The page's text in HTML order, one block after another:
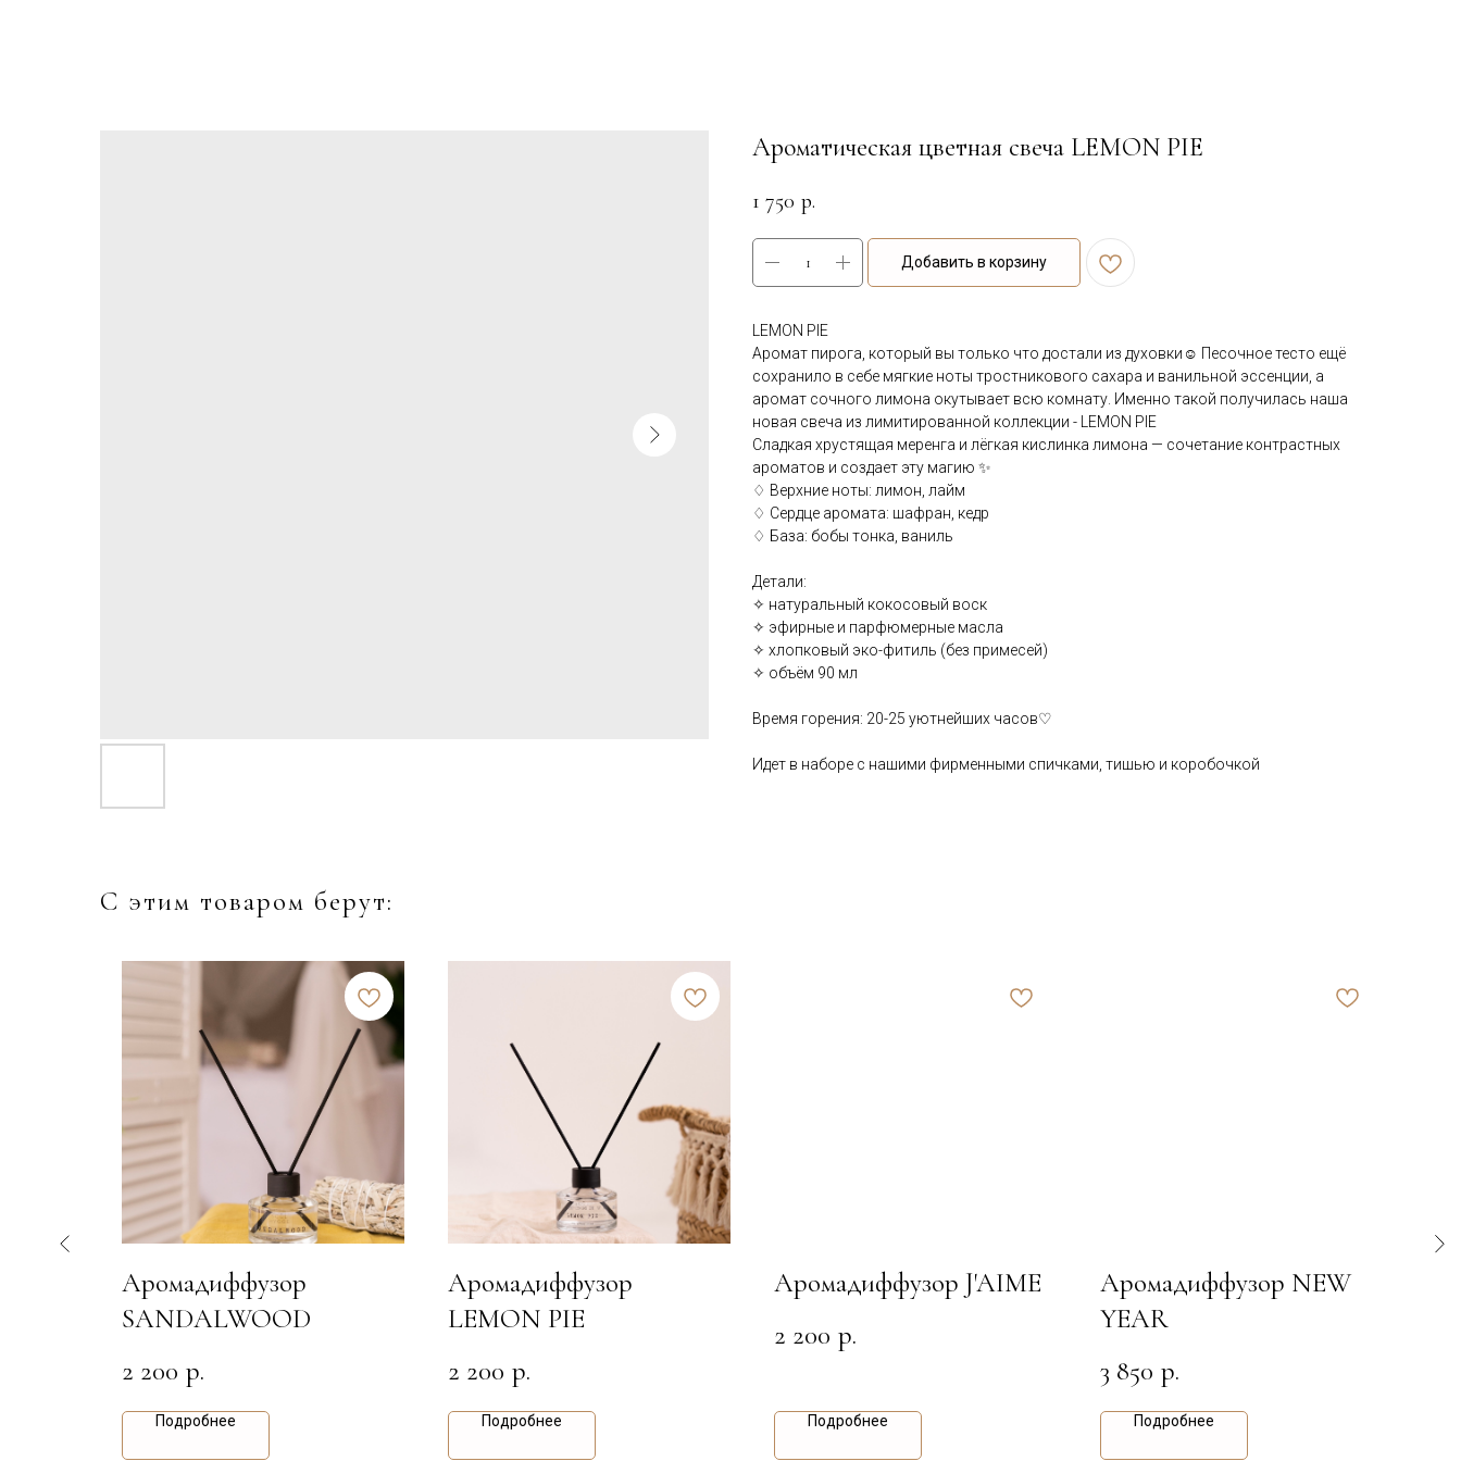
Ароматическая цветная свеча LEMON PIE
1 750 р.
Добавить в корзину
LEMON PIE
Аромат пирога, который вы только что достали из духовки☺️ Песочное тесто ещё
сохранило в себе мягкие ноты тростникового сахара и ванильной эссенции, а
аромат сочного лимона окутывает всю комнату. Именно такой получилась наша
новая свеча из лимитированной коллекции - LEMON PIE
Сладкая хрустящая меренга и лёгкая кислинка лимона — сочетание контрастных
ароматов и создает эту магию ✨
♢ Верхние ноты: лимон, лайм
♢ Сердце аромата: шафран, кедр
♢ База: бобы тонка, ваниль
Детали:
✧ натуральный кокосовый воск
✧ эфирные и парфюмерные масла
✧ хлопковый эко-фитиль (без примесей)
✧ объём 90 мл
Время горения: 20-25 уютнейших часов♡
Идет в наборе с нашими фирменными спичками, тишью и коробочкой
С этим товаром берут:
Аромадиффузор
SANDALWOOD
2 200 р.
Подробнее
Аромадиффузор
LEMON PIE
2 200 р.
Подробнее
Аромадиффузор J'AIME
2 200 р.
Подробнее
Аромадиффузор NEW
YEAR
3 850 р.
Подробнее